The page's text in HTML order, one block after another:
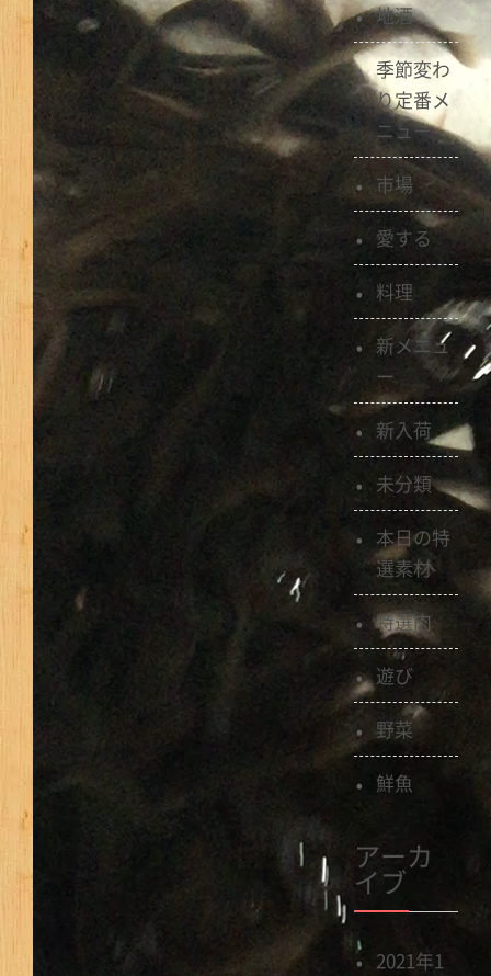
地酒
季節変わ
り定番メ
ニュー
市場
愛する
料理
新メニュ
ー
新入荷
未分類
本日の特
選素材
特選肉
遊び
野菜
鮮魚
アーカ
イブ
2021年1